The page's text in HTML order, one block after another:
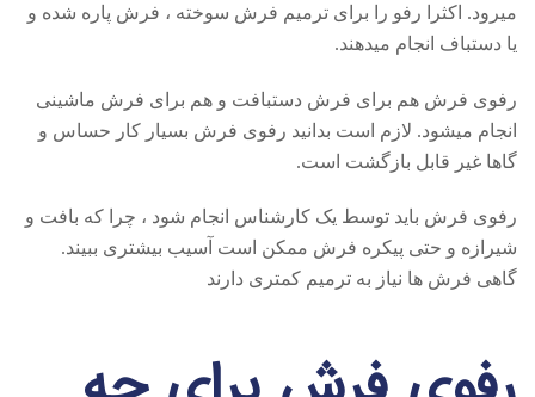
میرود. اکثرا رفو را برای ترمیم فرش سوخته ، فرش پاره شده و
یا دستباف انجام میدهند.
رفوی فرش هم برای فرش دستبافت و هم برای فرش ماشینی
انجام میشود. لازم است بدانید رفوی فرش بسیار کار حساس و
گاها غیر قابل بازگشت است.
رفوی فرش باید توسط یک کارشناس انجام شود ، چرا که بافت و
شیرازه و حتی پیکره فرش ممکن است آسیب بیشتری ببیند.
گاهی فرش ها نیاز به ترمیم کمتری دارند